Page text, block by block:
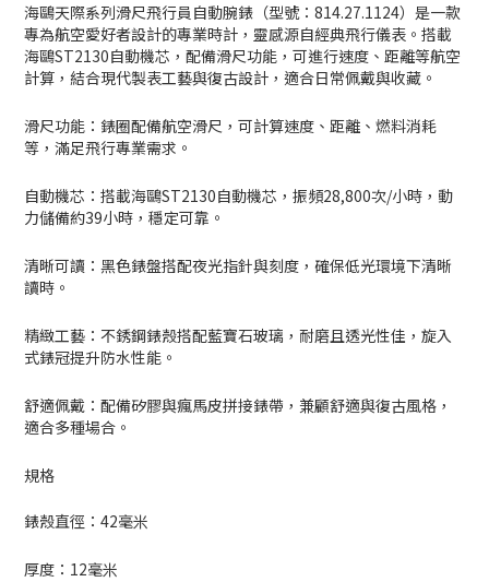
海鷗天際系列滑尺飛行員自動腕錶（型號：814.27.1124）是一款
專為航空愛好者設計的專業時計，靈感源自經典飛行儀表。搭載
海鷗ST2130自動機芯，配備滑尺功能，可進行速度、距離等航空
計算，結合現代製表工藝與復古設計，適合日常佩戴與收藏。
滑尺功能：錶圈配備航空滑尺，可計算速度、距離、燃料消耗
等，滿足飛行專業需求。
自動機芯：搭載海鷗ST2130自動機芯，振頻28,800次/小時，動
力儲備約39小時，穩定可靠。
清晰可讀：黑色錶盤搭配夜光指針與刻度，確保低光環境下清晰
讀時。
精緻工藝：不銹鋼錶殼搭配藍寶石玻璃，耐磨且透光性佳，旋入
式錶冠提升防水性能。
舒適佩戴：配備矽膠與瘋馬皮拼接錶帶，兼顧舒適與復古風格，
適合多種場合。
規格
錶殼直徑：42毫米
厚度： 12毫米